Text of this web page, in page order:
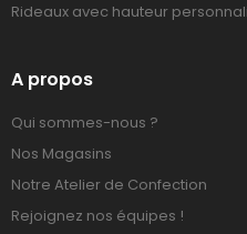
Rideaux avec hauteur
A propos
Qui sommes-nous ?
Nos Magasins
Notre Atelier de Confection
Rejoignez nos équipes !